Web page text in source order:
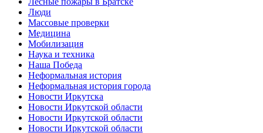
Люди
Массовые проверки
Медицина
Мобилизация
Наука и техника
Наша Победа
Неформальная история
Неформальная история города
Новости Иркутска
Новости Иркутской области
Новости Иркутской области
Новости Иркутской области